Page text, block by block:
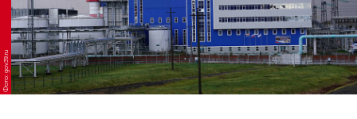
Фото: gov39.ru